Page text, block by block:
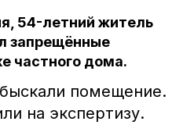
54-летний житель
запрещённые
частного дома.
помещение.
на экспертизу.